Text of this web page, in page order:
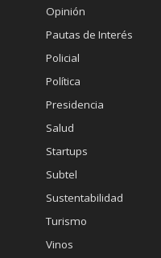
Opinión
Pautas de Interés
Policial
Política
Presidencia
Salud
Startups
Subtel
Sustentabilidad
Turismo
Vinos